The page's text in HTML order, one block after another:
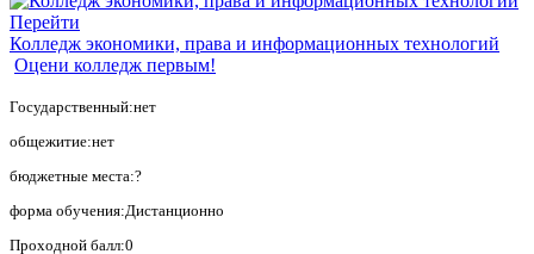
Перейти
Колледж экономики, права и информационных технологий
Оцени колледж первым!
Государственный:нет
общежитие:нет
бюджетные места:?
форма обучения:Дистанционно
Проходной балл:0